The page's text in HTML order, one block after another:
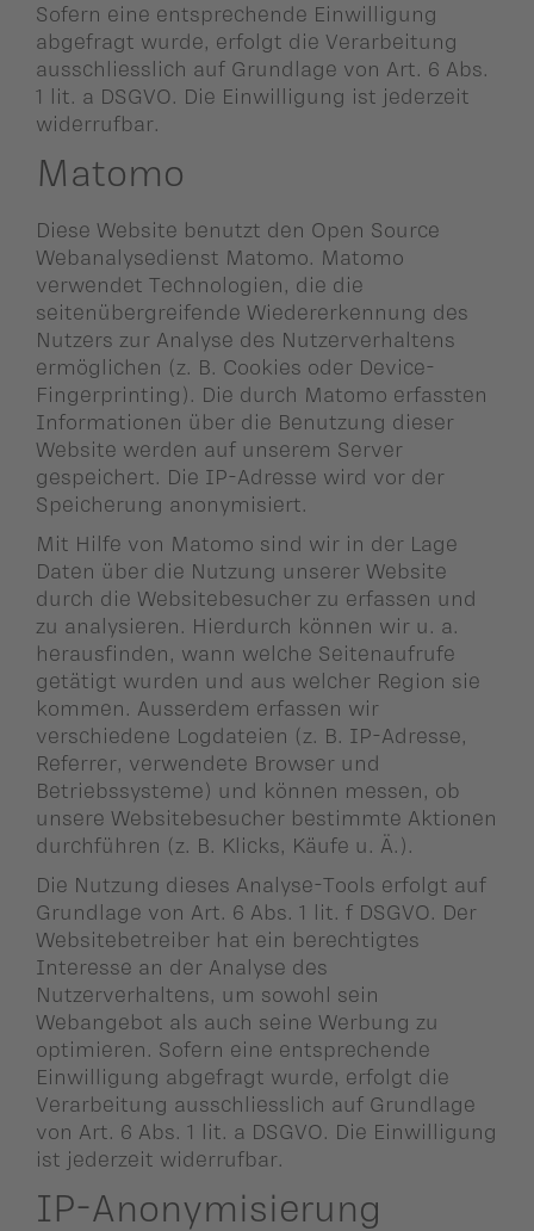
Sofern eine entsprechende Einwilligung
abgefragt wurde, erfolgt die Verarbeitung
ausschliesslich auf Grundlage von Art. 6 Abs.
1 lit. a DSGVO. Die Einwilligung ist jederzeit
widerrufbar.
Matomo
Diese Website benutzt den Open Source
Webanalysedienst Matomo. Matomo
verwendet Technologien, die die
seitenübergreifende Wiedererkennung des
Nutzers zur Analyse des Nutzerverhaltens
ermöglichen (z. B. Cookies oder Device-
Fingerprinting). Die durch Matomo erfassten
Informationen über die Benutzung dieser
Website werden auf unserem Server
gespeichert. Die IP-Adresse wird vor der
Speicherung anonymisiert.
Mit Hilfe von Matomo sind wir in der Lage
Daten über die Nutzung unserer Website
durch die Websitebesucher zu erfassen und
zu analysieren. Hierdurch können wir u. a.
herausfinden, wann welche Seitenaufrufe
getätigt wurden und aus welcher Region sie
kommen. Ausserdem erfassen wir
verschiedene Logdateien (z. B. IP-Adresse,
Referrer, verwendete Browser und
Betriebssysteme) und können messen, ob
unsere Websitebesucher bestimmte Aktionen
durchführen (z. B. Klicks, Käufe u. Ä.).
Die Nutzung dieses Analyse-Tools erfolgt auf
Grundlage von Art. 6 Abs. 1 lit. f DSGVO. Der
Websitebetreiber hat ein berechtigtes
Interesse an der Analyse des
Nutzerverhaltens, um sowohl sein
Webangebot als auch seine Werbung zu
optimieren. Sofern eine entsprechende
Einwilligung abgefragt wurde, erfolgt die
Verarbeitung ausschliesslich auf Grundlage
von Art. 6 Abs. 1 lit. a DSGVO. Die Einwilligung
ist jederzeit widerrufbar.
IP-Anonymisierung